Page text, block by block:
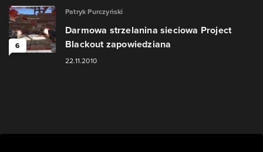
6
Patryk Purczyński
Darmowa strzelanina sieciowa Project
Blackout zapowiedziana
22.11.2010